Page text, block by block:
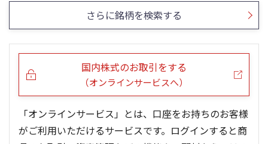
13週移動平均 26週移動平均 出来高(千)
0
5ヶ月移動平均 25ヶ月移動平均 出来高(千)
0
さらに銘柄を検索する
国内株式のお取引をする
（オンラインサービスへ）
「オンラインサービス」とは、口座をお持ちのお客様
がご利用いただけるサービスです。ログインすると商